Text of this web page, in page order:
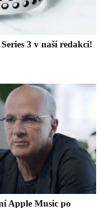
3 v naší redakci!
Apple Music po